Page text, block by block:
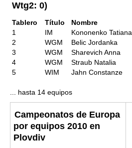
Wtg2: 0)
Tablero Título Nombre
1
IM Kononenko Tatiana
2
WGM Belic Jordanka
3
WGM Sharevich Anna
4
WGM Straub Natalia
5
WIM Jahn Constanze
... hasta 14 equipos
Campeonatos de Europa
por equipos 2010 en
Plovdiv